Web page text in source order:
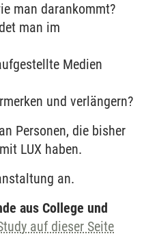
man darankommt?
man im
Medien
und verlängern?
Personen, die bisher
LUX haben.
an.
aus College und
auf dieser Seite